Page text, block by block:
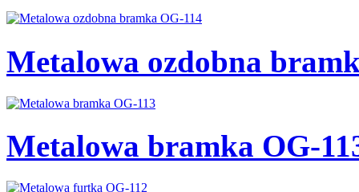
Metalowa ozdobna
Metalowa bramka OG-